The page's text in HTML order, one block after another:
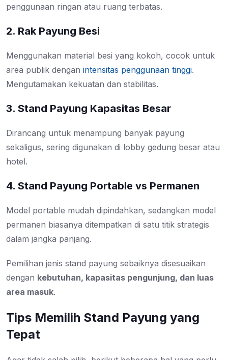
penggunaan ringan atau ruang terbatas.
2. Rak Payung Besi
Menggunakan material besi yang kokoh, cocok untuk
area publik dengan intensitas penggunaan tinggi.
Mengutamakan kekuatan dan stabilitas.
3. Stand Payung Kapasitas Besar
Dirancang untuk menampung banyak payung
sekaligus, sering digunakan di lobby gedung besar atau
hotel.
4. Stand Payung Portable vs Permanen
Model portable mudah dipindahkan, sedangkan model
permanen biasanya ditempatkan di satu titik strategis
dalam jangka panjang.
Pemilihan jenis stand payung sebaiknya disesuaikan
dengan kebutuhan, kapasitas pengunjung, dan luas
area masuk.
Tips Memilih Stand Payung yang
Tepat